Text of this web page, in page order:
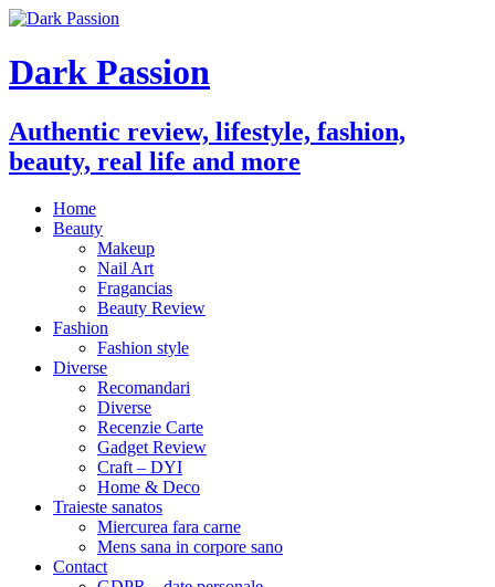
Dark Passion
Authentic review, lifestyle, fashion,
beauty, real life and more
Home
Beauty
Makeup
Nail Art
Fragancias
Beauty Review
Fashion
Fashion style
Diverse
Recomandari
Diverse
Recenzie Carte
Gadget Review
Craft – DYI
Home & Deco
Traieste sanatos
Miercurea fara carne
Mens sana in corpore sano
Contact